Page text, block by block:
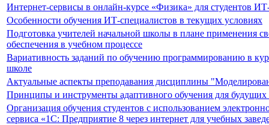
Интернет-сервисы в онлайн-курсе «Физика» для студентов
Особенности обучения ИТ-специалистов в текущих условиях
Подготовка учителей начальной школы в плане применения
обеспечения в учебном процессе
Вариативность заданий по обучению программированию в
школе
Актуальные аспекты преподавания дисциплины
Принципы и инструменты адаптивного обучения для будущих
Организация обучения студентов с использованием
сервиса «1С: Предприятие 8 через интернет для учебных